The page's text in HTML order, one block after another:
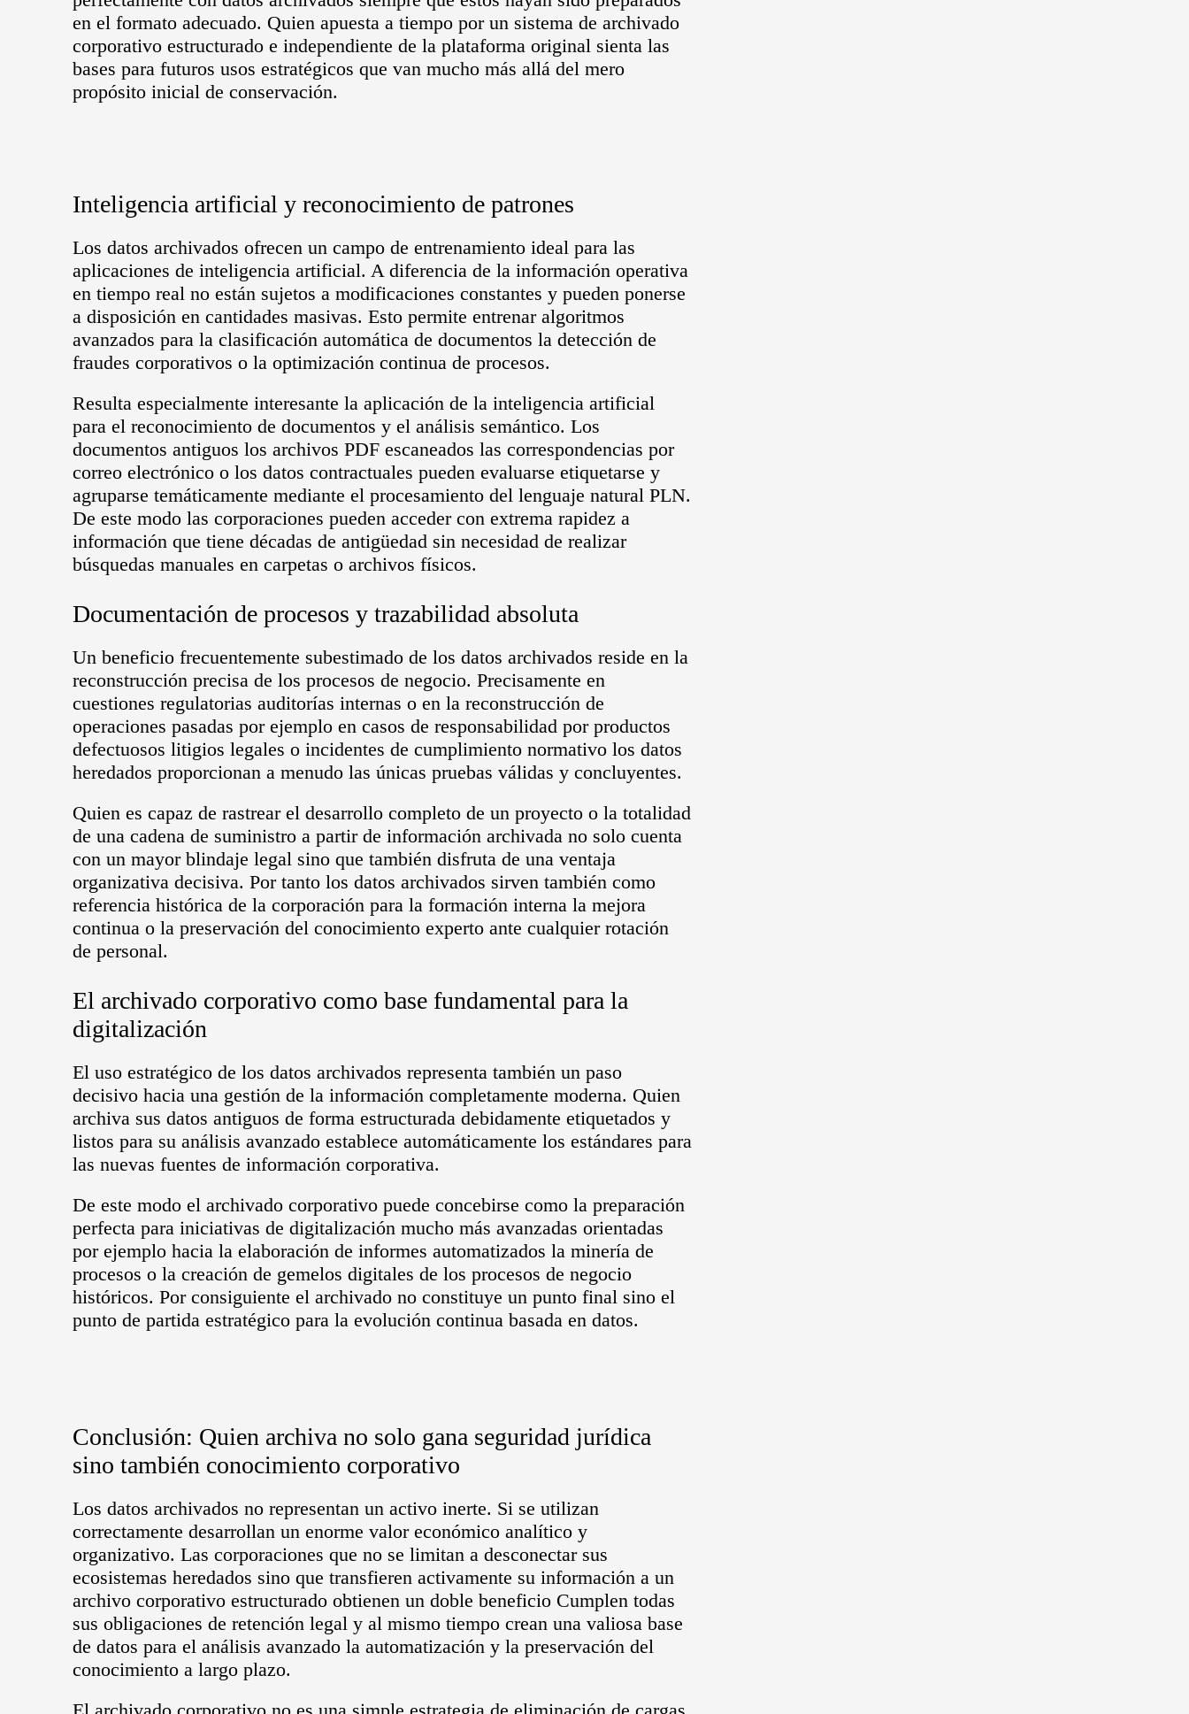
en el formato adecuado. Quien apuesta a tiempo por un sistema de archivado
corporativo estructurado e independiente de la plataforma original sienta las
bases para futuros usos estratégicos que van mucho más allá del mero
propósito inicial de conservación.
Inteligencia artificial y reconocimiento de patrones
Los datos archivados ofrecen un campo de entrenamiento ideal para las
aplicaciones de inteligencia artificial. A diferencia de la información operativa
en tiempo real no están sujetos a modificaciones constantes y pueden ponerse
a disposición en cantidades masivas. Esto permite entrenar algoritmos
avanzados para la clasificación automática de documentos la detección de
fraudes corporativos o la optimización continua de procesos.
Resulta especialmente interesante la aplicación de la inteligencia artificial
para el reconocimiento de documentos y el análisis semántico. Los
documentos antiguos los archivos PDF escaneados las correspondencias por
correo electrónico o los datos contractuales pueden evaluarse etiquetarse y
agruparse temáticamente mediante el procesamiento del lenguaje natural PLN.
De este modo las corporaciones pueden acceder con extrema rapidez a
información que tiene décadas de antigüedad sin necesidad de realizar
búsquedas manuales en carpetas o archivos físicos.
Documentación de procesos y trazabilidad absoluta
Un beneficio frecuentemente subestimado de los datos archivados reside en la
reconstrucción precisa de los procesos de negocio. Precisamente en
cuestiones regulatorias auditorías internas o en la reconstrucción de
operaciones pasadas por ejemplo en casos de responsabilidad por productos
defectuosos litigios legales o incidentes de cumplimiento normativo los datos
heredados proporcionan a menudo las únicas pruebas válidas y concluyentes.
Quien es capaz de rastrear el desarrollo completo de un proyecto o la totalidad
de una cadena de suministro a partir de información archivada no solo cuenta
con un mayor blindaje legal sino que también disfruta de una ventaja
organizativa decisiva. Por tanto los datos archivados sirven también como
referencia histórica de la corporación para la formación interna la mejora
continua o la preservación del conocimiento experto ante cualquier rotación
de personal.
El archivado corporativo como base fundamental para la
digitalización
El uso estratégico de los datos archivados representa también un paso
decisivo hacia una gestión de la información completamente moderna. Quien
archiva sus datos antiguos de forma estructurada debidamente etiquetados y
listos para su análisis avanzado establece automáticamente los estándares para
las nuevas fuentes de información corporativa.
De este modo el archivado corporativo puede concebirse como la preparación
perfecta para iniciativas de digitalización mucho más avanzadas orientadas
por ejemplo hacia la elaboración de informes automatizados la minería de
procesos o la creación de gemelos digitales de los procesos de negocio
históricos. Por consiguiente el archivado no constituye un punto final sino el
punto de partida estratégico para la evolución continua basada en datos.
Conclusión: Quien archiva no solo gana seguridad jurídica
sino también conocimiento corporativo
Los datos archivados no representan un activo inerte. Si se utilizan
correctamente desarrollan un enorme valor económico analítico y
organizativo. Las corporaciones que no se limitan a desconectar sus
ecosistemas heredados sino que transfieren activamente su información a un
archivo corporativo estructurado obtienen un doble beneficio Cumplen todas
sus obligaciones de retención legal y al mismo tiempo crean una valiosa base
de datos para el análisis avanzado la automatización y la preservación del
conocimiento a largo plazo.